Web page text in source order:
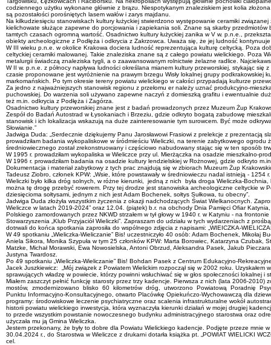
codziennego użytku wykonane głównie z brązu. Niespotykanym znaleziskiem jest kolia
są pozostałości porośniętych lasem wałów i zarys majdanu.
Na kilkudziesięciu stanowiskach kultury łużyckiej stwierdzono występowanie ceramiki
kielichowate służące zapewne do porcjowania i zapiekania soli. Znane są skarby
tamtych czasach ogromną wartość. Osadnictwo kultury łużyckiej zanika w V w. p.n.e.,
obiekty archeologiczne z Podłęża i odkrycia z Zakrzowca. Uważa się, że jej ludność
W III wieku p.n.e. w okolice Krakowa dociera ludność reprezentująca kulturę celtycką. Poza
celtyckiej ceramiki malowanej. Takie znaleziska znane są z całego powiatu wielickiego. Poza
metalurgii świadczą znaleziska tygli, a o zaawansowanym rolnictwie żelazne radlice.
W II w. p.n.e. z północy napływa ludności określana mianem kultury przeworskiej, stykając
czasie proponowane jest wyróżnienie na prawym brzegu Wisły lokalnej grupy podkrakowskiej
markomańskich. Po tym okresie tereny powiatu wielickiego w całości przypadają kulturze
Za jedno z najważniejszych stanowisk regionu z przełomu er należy uznać produkcyjno-
puchowskiej. Do warzenia soli używano zapewne naczyń z domieszką grafitu i ewentualnie
też m.in. odkrycia z Podłęża i Zagórza.
Osadnictwo kultury przeworskiej znane jest z badań prowadzonych przez Muzeum Żup
Zespół do Badań Autostrad w Łysokaniach i Brzeziu, gdzie odkryto bogatą zabudowę
stanowisk i ich lokalizacja wskazują na duże zainteresowanie tym surowcem. Być może
Słowianie.”
Jadwiga Duda: „Serdecznie dziękujemy Panu Jarosławowi Frasiowi z prelekcje z prezentacją
prowadziłam badania wykopaliskowe w śródmieściu Wieliczki, na terenie zabytkowego
średniowiecznego został zrekonstruowany i częściowo nabudowany stając się w ten sposób
W 1995 r. prowadziłam wykopaliska w Wieliczce przy ul. Mierżączka na osadzie mieszkalno-
W 1996 r. prowadziłam badania na osadzie kultury lendzielskiej w Rożnowej, gdzie odkryto
Dokumentacja i materiał zabytkowy z tych prac znajdują się w zbiorach Muzeum Żup
Tadeusz Ziobro, członek KPW: „Wsie, które powstawały w średniowieczu nadal istnieją -
Wieliczki było kilka dróg solnych, w różne kierunki, jedną z nich była droga Wieliczka-
można tę drogę przebyć rowerem. Przy tej drodze jest stanowiska archeologiczne celtyckie w
dziesięcioma sołtysami, jednym z nich jest Adam Bochenek, sołtys Sułkowa, tu obecny”.
Jadwiga Duda złożyła wszystkim życzenia z okazji nadchodzących Świat Wielkanocnych.
Wieliczce w latach 2019-2024” oraz 12.04. (piątek) b.r. na obchody Dnia Pamięci Ofiar
Polskiego zamordowanych przez NKWD strzałem w tył głowy w 1940 r. w Katyniu - na
Stowarzyszenia „Klub Przyjaciół Wieliczki”. Zapraszam do udziału w tych wydarzeniach z
dotrwali do końca spotkania zaprosiła do wspólnego zdjęcia z napisami: „WIEICZKA-
W 49 spotkaniu „Wieliczka-Wieliczanie” Bis! uczestniczyło 40 osób: Adam Bochenek,
Aniela Sikora, Monika Szypuła w tym 25 członków KPW: Marta Borowiec, Katarzyna
Matzke, Michał Morawski, Ewa Nowosielska, Antoni Obrzud, Aleksandra Pasek, Jakub
Justyna Twardosz.
Po 49 spotkaniu „Wieliczka-Wieliczanie” Bis! Bohdan Pasek z Centrum Edukacyjno-
Jacek Juszkiewicz: „Mój związek z Powiatem Wielickim rozpoczął się w 2002 roku.
sprawujących władzę w powiecie, którzy powinni wsłuchiwać się w głos społeczności lokalnej
Miałem zaszczyt pełnić funkcję starosty przez trzy kadencje. Pierwsza z nich (lata 2006-
mostów, zmodernizowano blisko 60 kilometrów dróg, utworzono Powiatową Poradnię
Punktu Informacyjno-Konsultacyjnego, otwarto Placówkę Opiekuńczo-Wychowawczą dla
programy: środowiskowe leczenie psychiatryczne oraz scalenia infrastrukturalne wokół
historii powiatu wielickiego inwestycja, która wyznaczyła kierunki działań w mojej drugiej
to przede wszystkim powstanie nowoczesnego budynku administracyjnego starostwa oraz
użyczała mu ją Gmina Wieliczka.
Jestem przekonany, że były to dobre dla Powiatu Wielickiego kadencje. Podjęte przeze mnie w
30.04.2024 r., do Starostwa w Wieliczce z drukarni dotarła książka pt. „POWIAT WIELICKI
cel.